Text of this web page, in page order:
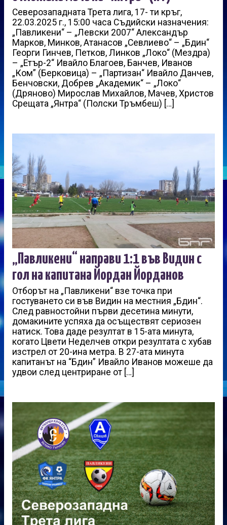
Северозападната Трета лига, 17- ти кръг,
22.03.2025 г., 15:00 часа Съдийски назначения:
„Павликени“ – „Левски 2007“ Александър
Марков, Минков, Атанасов „Севлиево“ – „Бдин“
Георги Гинчев, Петков, Линков „Локо“ (Мездра)
– „Етър-2“ Ивайло Благоев, Банчев, Иванов
„Ком” (Берковица) – „Партизан“ Ивайло Данчев,
Бенчовски, Добрев „Академик“ – „Локо“
(Дряново) Мирослав Михайлов, Мачев, Христов
Срещата „Янтра“ (Полски Тръмбеш) […]
„Павликени“ направи 1:1 във Видин с
гол на капитана Йордан Йорданов
Отборът на „Павликени“ взе точка при
гостуването си във Видин на местния „Бдин“.
След равностойни първи десетина минути,
домакините успяха да осъществят сериозен
натиск. Това даде резултат в 15-ата минута,
когато Цвети Неделчев откри резултата с хубав
изстрел от 20-ина метра. В 27-ата минута
капитанът на “Бдин” Ивайло Иванов можеше да
удвои след центриране от […]